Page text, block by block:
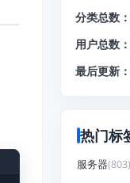
分类总数
用户总数
最后更新
热门标
服务器(803)